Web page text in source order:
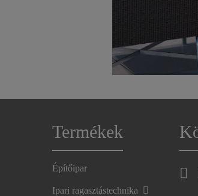
Termékek
Építőipar
Ipari ragasztástechnika